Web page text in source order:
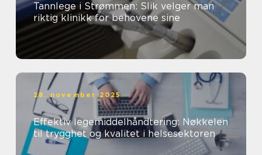
Tannlege i Strømmen: Slik velger man
riktig klinikk for behovene sine
28. november 2025
Effektiv legemiddelhåndtering: Nøkkelen
til trygghet og kvalitet i helsesektoren